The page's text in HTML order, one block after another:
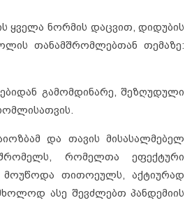
ყველა ნორმის დაცვით, დიდუბის
თანამშრომლებთან თემაზე:
გამომდინარე, შეზღუდული
და თავის მისასალმებელ
რომელთა ეფექტური
მოუწოდა თითოეულს, აქტიურად
ასე შევძლებთ პანდემიის